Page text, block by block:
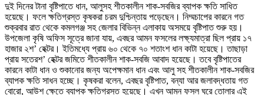
দুই দিনের টানা বৃষ্টিপাতে ধান, আলুসহ শীতকালীন শাক-সবজির ব্যাপক ক্ষতি সাধিত
হয়েছে। ফলে ক্ষতিগ্রস্ত কৃষকরা চরম দুশ্চিন্তায় পড়েছেন। নিম্মচাপের কারনে গত
শুক্রবার রাত থেকে কমলগঞ্জ সহ জেলার বিভিন্ন এলাকায় অসময়ে বৃষ্টিপাত শুরু হয়।
উপজেলা কৃষি অফিস সূত্রে জানা যায়, এবছর আমন ফসলের লক্ষ্যমাত্রা ছিল প্রায় ১৭
হাজার ২শ’ হেক্টর। ইতিমধ্যে প্রায় ৬০ থেকে ৭০ শতাংশ ধান কাটা হয়েছে। তাছাড়া
প্রায় সতেরশ’ হেক্টর জমিতে শীতকালীন শাক-সবজি আবাদ হয়েছে। তবে বৃষ্টিপাতের
কারনে কাটা ধান ও শুকানোর জন্য অপেক্ষমান ধান এবং আলু সহ শীতকালীন শাক-সবজির
ব্যাপক ক্ষতি সাধন হচ্ছে। কৃষকরা বলেন, এবছর বৃষ্টিপাত, বন্যা আর জলাবদ্ধতায় গত
বোরো, আউশ ক্ষেতে ব্যাপক ক্ষতিগ্রস্ত হয়েছে। এখন আমন ফসল ঘরে তোলার এই